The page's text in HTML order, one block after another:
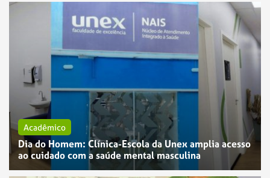
Acadêmico
Dia do Homem: Clínica-Escola da Unex amplia acesso
ao cuidado com a saúde mental masculina